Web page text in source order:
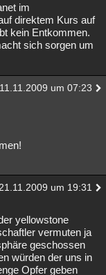
im
direktem Kurs auf
kein Entkommen.
sich sorgen um
11.11.2009 um 07:23
21.11.2009 um 19:31
yellowstone
vermuten ja
geschossen
würden der uns in
Opfer geben